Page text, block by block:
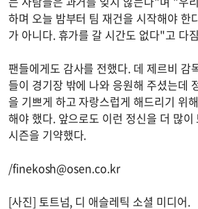
하며 오늘 밤부터 팀 재건을 시작해야 한
가 아니다. 휴가를 갈 시간도 없다"고 다
팬들에게도 감사를 전했다. 데 제르비 감
들이 경기장 밖에 나와 응원해 주셨는데
을 기쁘게 하고 자랑스럽게 해드리기 위
해야 했다. 앞으로도 이런 정신을 더 많
시즌을 기약했다.
/finekosh@osen.co.kr
[사진] 토트넘, 디 애슬레틱 소셜 미디어.